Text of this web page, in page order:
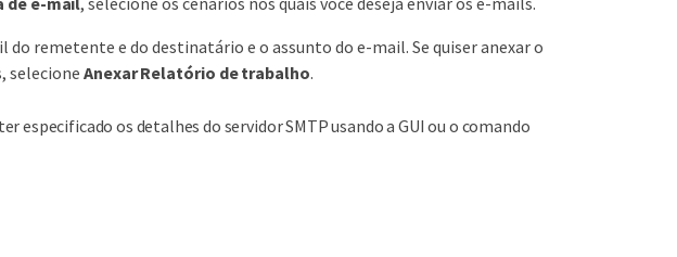
do remetente e do destinatário e o assunto do e-mail. Se quiser anexar o
selecione Anexar Relatório de trabalho.
especificado os detalhes do servidor SMTP usando a GUI ou o comando